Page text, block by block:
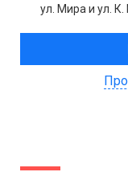
ул. Мира и ул.